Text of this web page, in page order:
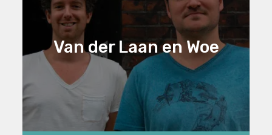
Van der Laan en Woe